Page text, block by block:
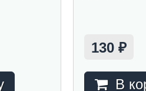
130₽
В